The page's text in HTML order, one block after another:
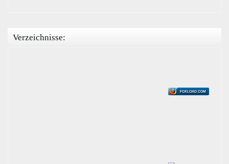
Verzeichnisse:
FOXLOAD.COM